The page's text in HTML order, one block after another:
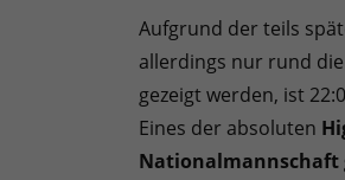
Aufgrund der teils
allerdings nur rund
gezeigt werden, ist
Eines der absoluten
Nationalmannschaft